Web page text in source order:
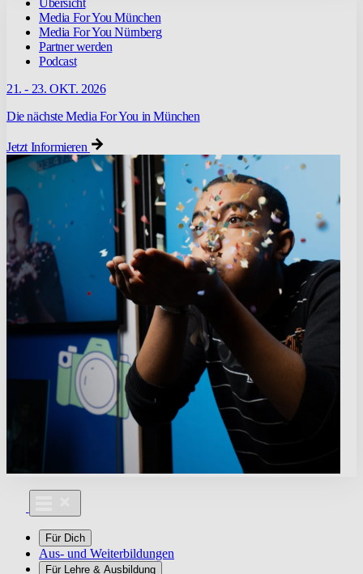
Übersicht
Media For You München
Media For You Nürnberg
Partner werden
Podcast
21. - 23. OKT. 2026
Die nächste Media For You in München
Jetzt Informieren
Für Dich
Aus- und Weiterbildungen
Für Lehre & Ausbildung